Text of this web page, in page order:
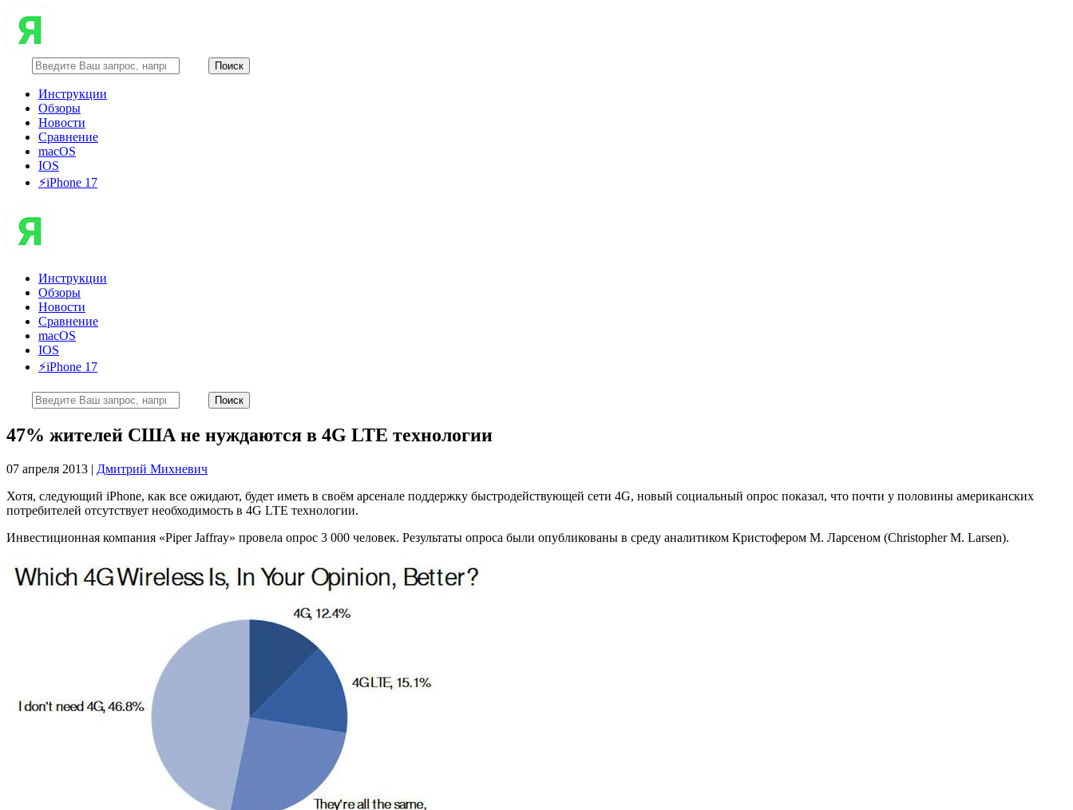
Инструкции
Обзоры
Новости
Сравнение
macOS
IOS
⚡️iPhone 17
Инструкции
Обзоры
Новости
Сравнение
macOS
IOS
⚡️iPhone 17
47% жителей США не нуждаются в 4G LTE технологии
07 апреля 2013 | Дмитрий Михневич
Хотя, следующий iPhone, как все ожидают, будет иметь в своём арсенале поддержку быстродействующей сети 4G, новый социальный опрос показал, что почти у половины американских
потребителей отсутствует необходимость в 4G LTE технологии.
Инвестиционная компания «Piper Jaffray» провела опрос 3 000 человек. Результаты опроса были опубликованы в среду аналитиком Кристофером М. Ларсеном (Christopher M. Larsen).